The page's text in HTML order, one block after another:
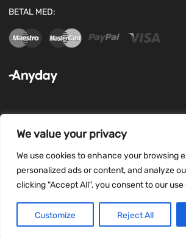
We value your privacy
We use cookies to enhance your browsing
personalized ads or content, and analyze
clicking "Accept All", you consent to our use
Customize Reject All
BETAL MED:
FØLG OS:
Copyright ©2026 ipfix all rights